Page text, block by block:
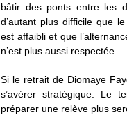
bâtir des ponts entre les
d’autant plus difficile que
est affaibli et que
n’est plus aussi respectée.
Si le retrait de Diomaye
s’avérer stratégique. Le
préparer une relève plus